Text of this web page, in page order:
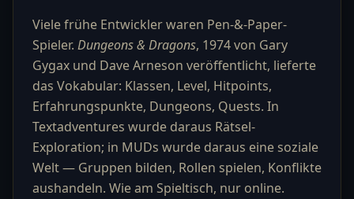
Viele frühe Entwickler waren Pen-&-Paper-
Spieler. Dungeons & Dragons, 1974 von Gary
Gygax und Dave Arneson veröffentlicht, lieferte
das Vokabular: Klassen, Level, Hitpoints,
Erfahrungspunkte, Dungeons, Quests. In
Textadventures wurde daraus Rätsel-
Exploration; in MUDs wurde daraus eine soziale
Welt — Gruppen bilden, Rollen spielen, Konflikte
aushandeln. Wie am Spieltisch, nur online.